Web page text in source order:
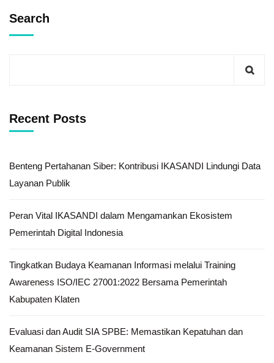
Search
Recent Posts
Benteng Pertahanan Siber: Kontribusi IKASANDI Lindungi Data
Layanan Publik
Peran Vital IKASANDI dalam Mengamankan Ekosistem
Pemerintah Digital Indonesia
Tingkatkan Budaya Keamanan Informasi melalui Training
Awareness ISO/IEC 27001:2022 Bersama Pemerintah
Kabupaten Klaten
Evaluasi dan Audit SIA SPBE: Memastikan Kepatuhan dan
Keamanan Sistem E-Government